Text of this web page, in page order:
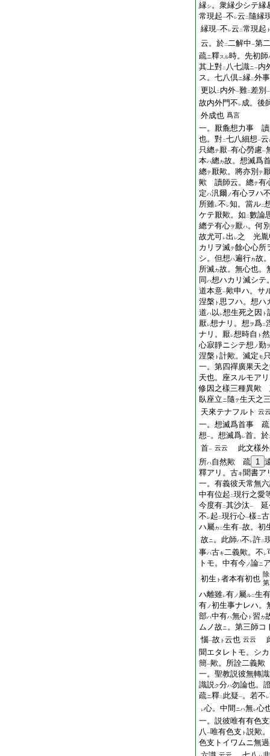
縁シ。衆縁少シテ縁
常現起一不 レ云 二 隨縁
縁現一不 レ云 二常現起
云。於二二解中一第
疏ニ釋スル時。先初師
其上對二 八七識ニ一内
ス。七八倶ニ縁二外
更以 二 内外一難二差別 一
故内外門不 レ成。後
外成也 爲言
一。厭麁想力事 讀
也。對二七八細想一云
只總テ厭一有心勞慮一
本ハ總カ故。想滅爲
總テ厭歟。將亦別 テ
歟 讀師云。總テ有
定ハ汎爾 ノ有心ヲハ
所雖レ不 レ知。當ル二
ケテ厭歟。如 二數論
總テ有心ヲ 厭ハ。何
故尤可レ出 レ之 光胤
カリヲ滅テ餘心心所
シ。但想ハ遍行カ故
所滅カ故。無心也。
同 ハ想ハカリ滅シテ
道本意一歟申ハ。サ
涅槃 ト 思フハ。想
道ハ 以 レ想生死之因 ト
厭レ想ナリ。想 ヲ爲二
ナリ。厭レ想時自 ト
心寂靜ニシテ想 ノ勤
涅槃 ト 計歟。滅定モ
一。第四禪廣果天
天也。座スルモア
修因之樣三種異歟
臥座立ニ隨テ生天之
天來テナフルト 云
一。想滅爲首事 疏
想一。想滅爲レ首。於
首一 云云
此文樣
所ハ自然歟 疏 1
釋アリ。古キ 聞書ア
一。有義彼天常無
中有位起 二現行之愛
今度有二其沙汰一
延
不 レ起 二現行心一樣ニ古
ハ屬カ 二生有一故。初
故ニ。此師ハ不 レ許二
事ハ古キ二義歟。不 レ
トモ。中有今ノ論ニ
初生 ト 者本有初也 除
ハ離雖レ有ノ 屬ル二生有
有ノ初生事ナレハ。
部ハ中有ハ無心 ト 習 カ
ムノ故ニ。第三師コ
惱一故 ト 云也 云云
聞エタレトモ。シ
簡一歟。所詮二義歟
一。聖教説彼無轉
識説ク分ハ勿論也。
疏ニ釋二 此疑一。若不 レ
レ心。中間 ニハ無レ心
一。説彼唯有有色
八一唯有色支 ト 説歟
色支トイワムニ無